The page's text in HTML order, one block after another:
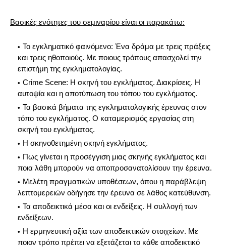
Βασικές ενότητες του σεμιναρίου είναι οι παρακάτω:
Το εγκληματικό φαινόμενο: Ένα δράμα με τρεις πράξεις
και τρεις ηθοποιούς. Με ποιους τρόπους απασχολεί την
επιστήμη της εγκληματολογίας.
Crime Scene: Η σκηνή του εγκλήματος. Διακρίσεις. Η
αυτοψία και η αποτύπωση του τόπου του εγκλήματος.
Τα βασικά βήματα της εγκληματολογικής έρευνας στον
τόπο του εγκλήματος. Ο καταμερισμός εργασίας στη
σκηνή του εγκλήματος.
Η σκηνοθετημένη σκηνή εγκλήματος.
Πως γίνεται η προσέγγιση μιας σκηνής εγκλήματος και
ποια λάθη μπορούν να αποπροσανατολίσουν την έρευνα.
Μελέτη πραγματικών υποθέσεων, όπου η παράβλεψη
λεπτομερειών οδήγησε την έρευνα σε λάθος κατεύθυνση.
Τα αποδεικτικά μέσα και οι ενδείξεις. Η συλλογή των
ενδείξεων.
Η ερμηνευτική αξία των αποδεικτικών στοιχείων. Με
ποιον τρόπο πρέπει να εξετάζεται το κάθε αποδεικτικό